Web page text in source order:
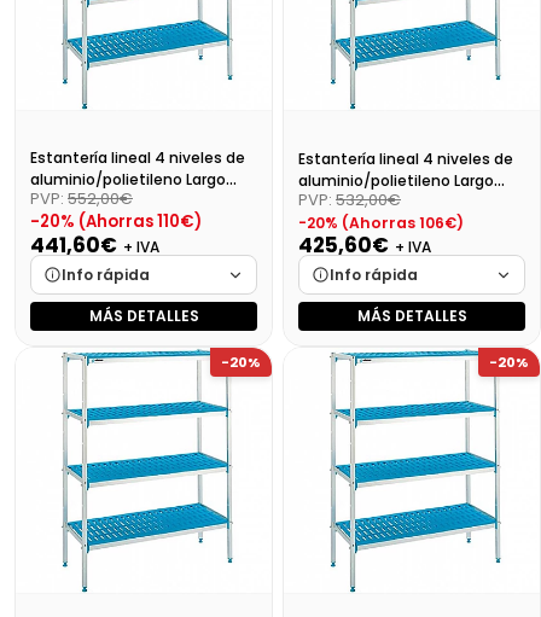
Estantería lineal 4 niveles de
aluminio/polietileno Largo
159cm
PVP: 552,00€
-20% (Ahorras 110€)
441,60€ + IVA
Info rápida
Marca
Cargando…
Medidas
Cargando…
Disponibilidad
Cargando…
Precio final (+21%)
MÁS DETALLES
Estantería lineal 4 niveles de
aluminio/polietileno Largo
149cm
PVP: 532,00€
-20% (Ahorras 106€)
425,60€ + IVA
Info rápida
Marca
Cargando…
Medidas
Cargando…
Disponibilidad
Cargando…
Precio final (+21%)
MÁS DETALLES
-20% -20%